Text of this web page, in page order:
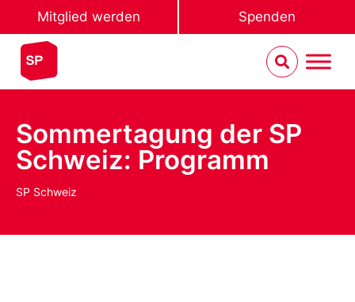
Mitglied werden Spenden
Sommertagung der SP
Schweiz: Programm
SP Schweiz